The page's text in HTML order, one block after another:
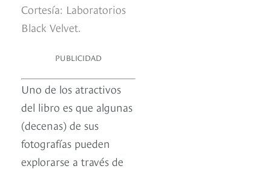
Cortesía: Laboratorios
Black Velvet.
PUBLICIDAD
Uno de los atractivos
del libro es que algunas
(decenas) de sus
fotografías pueden
explorarse a través de